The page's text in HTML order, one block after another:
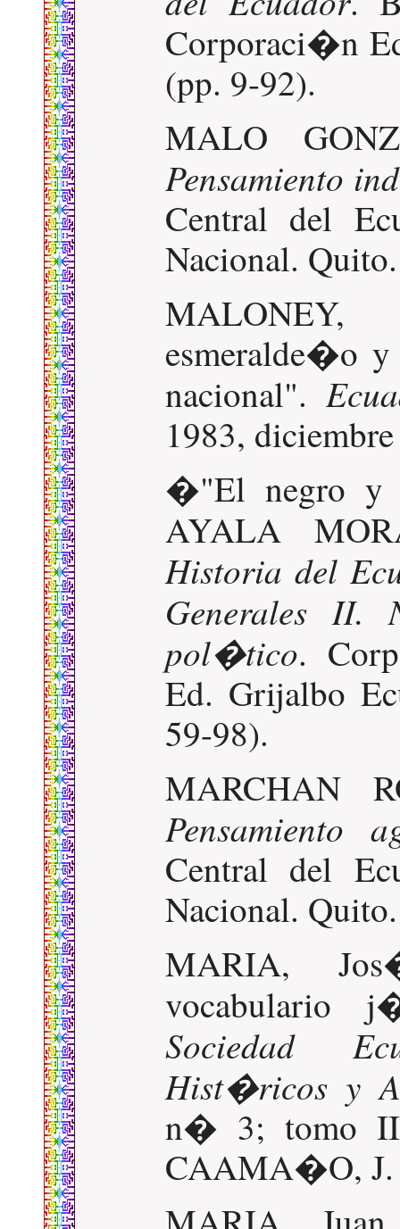
Corporaci�n
(pp. 9-92).
MALO
Pensamiento
Central del
Nacional.
esmeralde�o
nacional".
1983,
�"El negro y
AYALA
Historia del
Generales II.
pol�tico.
Ed. Grijalbo
59-98).
MARCHAN
Pensamiento
Central del
Nacional.
MARIA,
vocabulario
Sociedad
Hist�ricos y
n� 3; tomo
CAAMA�O, J.